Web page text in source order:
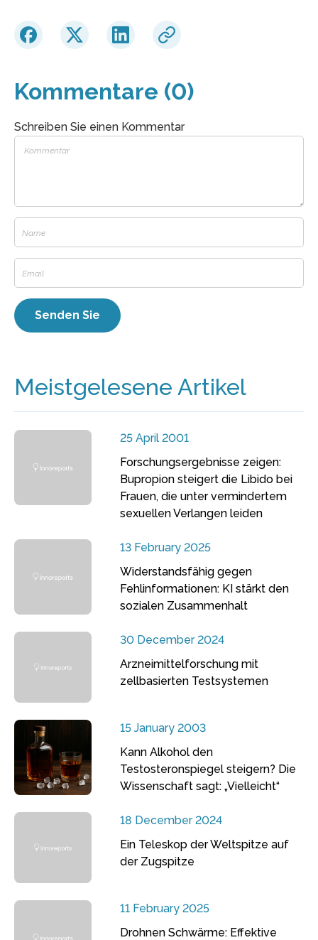
Kommentare (0)
Schreiben Sie einen Kommentar
Meistgelesene Artikel
25 April 2001
Forschungsergebnisse zeigen:
Bupropion steigert die Libido bei
Frauen, die unter vermindertem
sexuellen Verlangen leiden
13 February 2025
Widerstandsfähig gegen
Fehlinformationen: KI stärkt den
sozialen Zusammenhalt
30 December 2024
Arzneimittelforschung mit
zellbasierten Testsystemen
15 January 2003
Kann Alkohol den
Testosteronspiegel steigern? Die
Wissenschaft sagt: „Vielleicht“
18 December 2024
Ein Teleskop der Weltspitze auf
der Zugspitze
11 February 2025
Drohnen Schwärme: Effektive